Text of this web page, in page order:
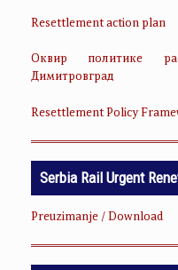
Resettlement action plan
Оквир политике
Димитровград
Resettlement Policy
Serbia Rail Urgent
Preuzimanje / Download